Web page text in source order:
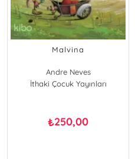
Malvina
Andre Neves
İthaki Çocuk Yayınları
₺250,00